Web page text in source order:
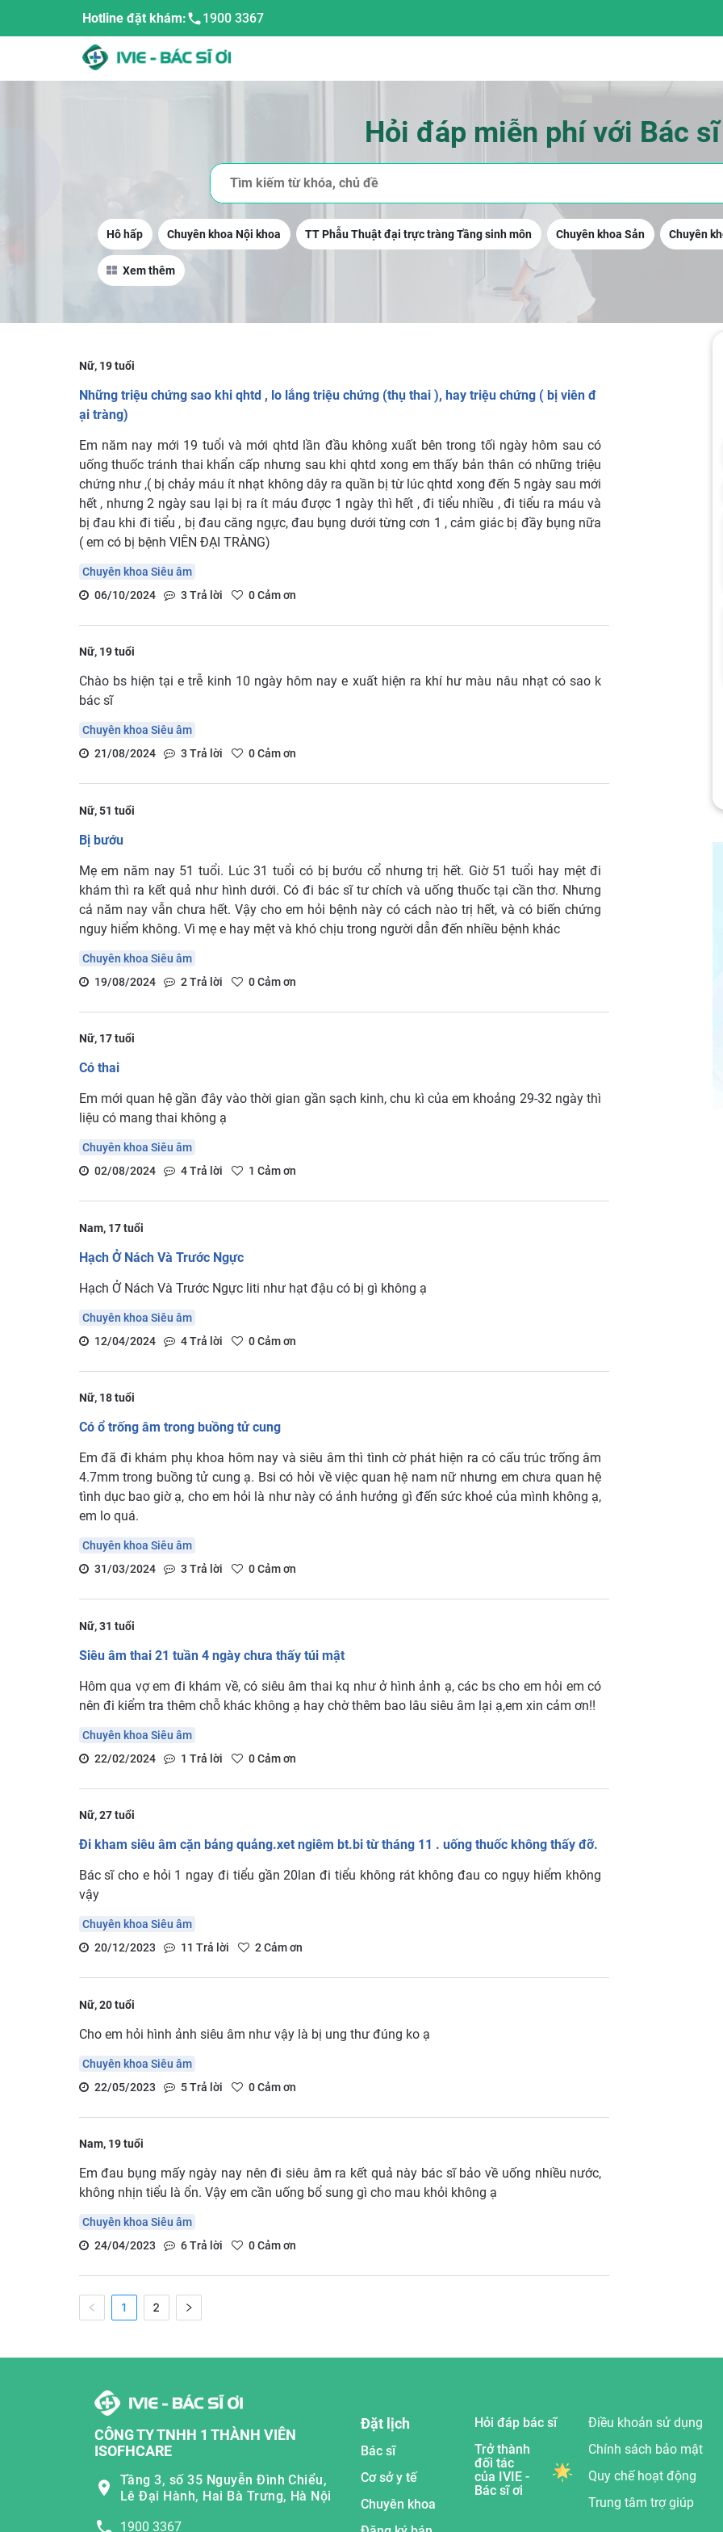
Hotline đặt khám: 1900 3367
Hỏi đáp miễn phí với Bác sĩ
Hô hấp Chuyên khoa Nội khoa TT Phẫu Thuật đại trực tràng Tầng sinh môn Chuyên khoa Sản Chuyên
Xem thêm
Nữ, 19 tuổi
Những triệu chứng sao khi qhtd , lo lắng triệu chứng (thụ thai ), hay triệu chứng ( bị viên đ
ại tràng)
Em năm nay mới 19 tuổi và mới qhtd lần đầu không xuất bên trong tối ngày hôm sau có
uống thuốc tránh thai khẩn cấp nhưng sau khi qhtd xong em thấy bản thân có những triệu
chứng như ,( bị chảy máu ít nhạt không dây ra quần bị từ lúc qhtd xong đến 5 ngày sau mới
hết , nhưng 2 ngày sau lại bị ra ít máu được 1 ngày thì hết , đi tiểu nhiều , đi tiểu ra máu và
bị đau khi đi tiểu , bị đau căng ngực, đau bụng dưới từng cơn 1 , cảm giác bị đầy bụng nữa
( em có bị bệnh VIÊN ĐẠI TRÀNG)
Chuyên khoa Siêu âm
06/10/2024
3 Trả lời 0Cảm ơn
Nữ, 19 tuổi
Chào bs hiện tại e trễ kinh 10 ngày hôm nay e xuất hiện ra khí hư màu nâu nhạt có sao k
bác sĩ
Chuyên khoa Siêu âm
21/08/2024
3 Trả lời 0Cảm ơn
Nữ, 51 tuổi
Bị bướu
Mẹ em năm nay 51 tuổi. Lúc 31 tuổi có bị bướu cổ nhưng trị hết. Giờ 51 tuổi hay mệt đi
khám thì ra kết quả như hình dưới. Có đi bác sĩ tư chích và uống thuốc tại cần thơ. Nhưng
cả năm nay vẫn chưa hết. Vậy cho em hỏi bệnh này có cách nào trị hết, và có biến chứng
nguy hiểm không. Vì mẹ e hay mệt và khó chịu trong người dẫn đến nhiều bệnh khác
Chuyên khoa Siêu âm
19/08/2024
2Trả lời 0Cảm ơn
Nữ, 17 tuổi
Có thai
Em mới quan hệ gần đây vào thời gian gần sạch kinh, chu kì của em khoảng 29-32 ngày thì
liệu có mang thai không ạ
Chuyên khoa Siêu âm
02/08/2024
4Trả lời 1 Cảm ơn
Nam, 17 tuổi
Hạch Ở Nách Và Trước Ngực
Hạch Ở Nách Và Trước Ngực liti như hạt đậu có bị gì không ạ
Chuyên khoa Siêu âm
12/04/2024
4Trả lời 0Cảm ơn
Nữ, 18 tuổi
Có ổ trống âm trong buồng tử cung
Em đã đi khám phụ khoa hôm nay và siêu âm thì tình cờ phát hiện ra có cấu trúc trống âm
4.7mm trong buồng tử cung ạ. Bsi có hỏi về việc quan hệ nam nữ nhưng em chưa quan hệ
tình dục bao giờ ạ, cho em hỏi là như này có ảnh hưởng gì đến sức khoẻ của mình không ạ,
em lo quá.
Chuyên khoa Siêu âm
31/03/2024
3 Trả lời 0Cảm ơn
Nữ, 31 tuổi
Siêu âm thai 21 tuần 4 ngày chưa thấy túi mật
Hôm qua vợ em đi khám về, có siêu âm thai kq như ở hình ảnh ạ, các bs cho em hỏi em có
nên đi kiểm tra thêm chỗ khác không ạ hay chờ thêm bao lâu siêu âm lại ạ,em xin cảm ơn!!
Chuyên khoa Siêu âm
22/02/2024
1 Trả lời 0Cảm ơn
Nữ, 27 tuổi
Đi kham siêu âm cặn bảng quảng.xet ngiêm bt.bi từ tháng 11 . uống thuốc không thấy đỡ.
Bác sĩ cho e hỏi 1 ngay đi tiểu gần 20lan đi tiểu không rát không đau co ngụy hiểm không
vậy
Chuyên khoa Siêu âm
20/12/2023
11 Trả lời 2Cảm ơn
Nữ, 20 tuổi
Cho em hỏi hình ảnh siêu âm như vậy là bị ung thư đúng ko ạ
Chuyên khoa Siêu âm
22/05/2023
5Trả lời 0Cảm ơn
Nam, 19 tuổi
Em đau bụng mấy ngày nay nên đi siêu âm ra kết quả này bác sĩ bảo về uống nhiều nước,
không nhịn tiểu là ổn. Vậy em cần uống bổ sung gì cho mau khỏi không ạ
Chuyên khoa Siêu âm
24/04/2023
6Trả lời 0Cảm ơn
1 2
CÔNG TY TNHH 1 THÀNH VIÊN
ISOFHCARE
Tầng 3, số 35 Nguyễn Đình Chiểu,
Lê Đại Hành, Hai Bà Trưng, Hà Nội
1900 3367
Đặt lịch
Bác sĩ
Cơ sở y tế
Chuyên khoa
Hỏi đáp bác sĩ
Trở thành
đối tác
của IVIE -
Bác sĩ ơi
Điều khoản sử dụng
Chính sách bảo mật
Quy chế hoạt động
Trung tâm trợ giúp